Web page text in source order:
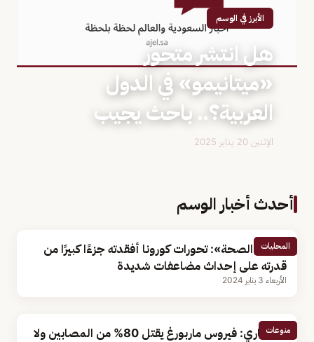
الأبرز في الوسم
هل انتشر متحور
«ميتانيمو» في الدول
العربية؟.. باحث يجيب
الإثنين 20 يناير 2025
أحدث أخبار الوسم
المحليات
وكيل «الصحة»: تحورات كورونا أفقدته جزءًا كبيرًا من
قدرته على إحداث مضاعفات شديدة
الأربعاء 3 يناير 2024
منوعات
استشاري: فيروس ماربورغ يقتل 80% من المصابين ولا